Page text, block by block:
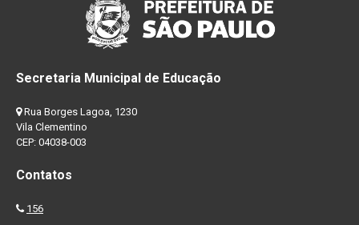
Secretaria Municipal de Educação
Rua Borges Lagoa, 1230
Vila Clementino
CEP: 04038-003
Contatos
156